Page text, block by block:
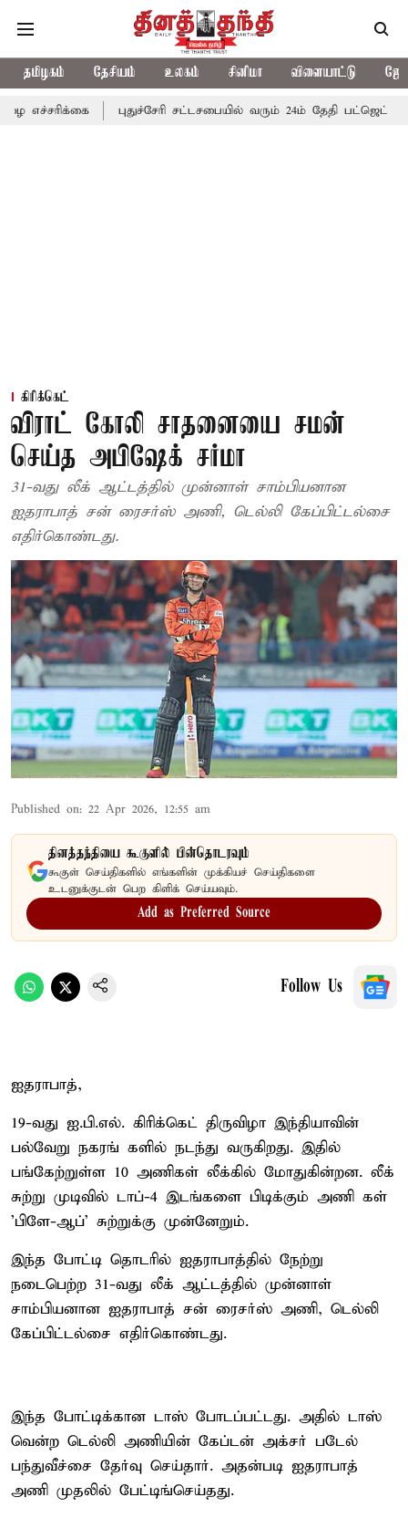
தமிழகம் தேசியம் உலகம் சினிமா விளையாட்டு
புதுச்சேரி சட்டசபையில் வரும் 24ம் தேதி பட்ஜெட் தாக்கல்
கிரிக்கெட்
விராட் கோலி சாதனையை சமன்
செய்த அபிஷேக் சர்மா
31-வது லீக் ஆட்டத்தில் முன்னாள் சாம்பியனான
ஐதராபாத் சன் ரைசர்ஸ் அணி, டெல்லி கேப்பிட்டல்சை
எதிர்கொண்டது.
Published on: 22 Apr 2026, 12:55 am
தினத்தந்தியை கூகுளில் பின்தொடரவும்
கூகுள் செய்திகளில் எங்களின் முக்கியச் செய்திகளை
உடனுக்குடன் பெற கிளிக் செய்யவும்.
Add as Preferred Source
Follow Us
ஐதராபாத்,
19-வது ஐ.பி.எல். கிரிக்கெட் திருவிழா இந்தியாவின்
பல்வேறு நகரங் களில் நடந்து வருகிறது. இதில்
பங்கேற்றுள்ள 10 அணிகள் லீக்கில் மோதுகின்றன. லீக்
சுற்று முடிவில் டாப்-4 இடங்களை பிடிக்கும் அணி கள்
'பிளே-ஆப்' சுற்றுக்கு முன்னேறும்.
இந்த போட்டி தொடரில் ஐதராபாத்தில் நேற்று
நடைபெற்ற 31-வது லீக் ஆட்டத்தில் முன்னாள்
சாம்பியனான ஐதராபாத் சன் ரைசர்ஸ் அணி, டெல்லி
கேப்பிட்டல்சை எதிர்கொண்டது.
இந்த போட்டிக்கான டாஸ் போடப்பட்டது. அதில் டாஸ்
வென்ற டெல்லி அணியின் கேப்டன் அக்சர் படேல்
பந்துவீச்சை தேர்வு செய்தார். அதன்படி ஐதராபாத்
அணி முதலில் பேட்டிங்செய்தது.